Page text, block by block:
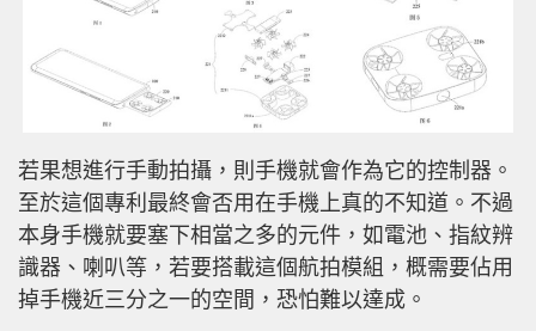
若果想進行手動拍攝，則手機就會作為它的控制器。
至於這個專利最終會否用在手機上真的不知道。不過
本身手機就要塞下相當之多的元件，如電池、指紋辨
識器、喇叭等，若要搭載這個航拍模組，概需要佔用
掉手機近三分之一的空間，恐怕難以達成。